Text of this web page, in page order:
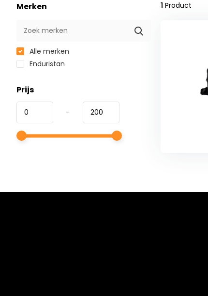
Merken
Alle merken
Enduristan
Prijs
-
1 Product